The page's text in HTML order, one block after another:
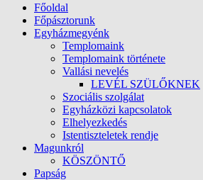
Főoldal
Főpásztorunk
Egyházmegyénk
Templomaink
Templomaink története
Vallási nevelés
LEVÉL SZÜLŐKNEK
Szociális szolgálat
Egyházközi kapcsolatok
Elhelyezkedés
Istentiszteletek rendje
Magunkról
KÖSZÖNTŐ
Papság